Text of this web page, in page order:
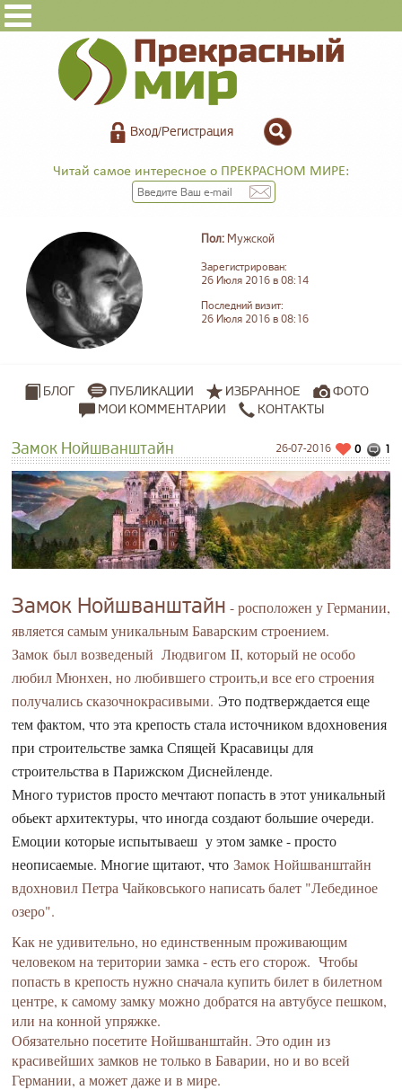
Вход/Регистрация
Читай самое интересное о ПРЕКРАСНОМ МИРЕ:
Пол: Мужской
Зарегистрирован:
26 Июля 2016 в 08:14
Последний визит:
26 Июля 2016 в 08:16
БЛОГ ПУБЛИКАЦИИ ИЗБРАННОЕ
ФОТО
МОИ КОММЕНТАРИИ
КОНТАКТЫ
Замок Нойшванштайн 26-07-2016 1
0
Замок Нойшванштайн - росположен у Германии,
является самым уникальным Баварским строением.
Замок был возведеный Людвигом II, который не особо
любил Мюнхен, но любившего строить,и все его строения
получались сказочнокрасивыми. Это подтверждается еще
тем фактом, что эта крепость стала источником вдохновения
при строительстве замка Спящей Красавицы для
строительства в Парижском Диснейленде.
Много туристов просто мечтают попасть в этот уникальный
обьект архитектуры, что иногда создают большие очереди.
Емоции которые испытываеш у этом замке - просто
неописаемые. Многие щитают, что Замок Нойшванштайн
вдохновил Петра Чайковського написать балет "Лебединое
озеро".
Как не удивительно, но единственным проживающим
человеком на територии замка - есть его сторож. Чтобы
попасть в крепость нужно сначала купить билет в билетном
центре, к самому замку можно добратся на автубусе пешком,
или на конной упряжке.
Обязательно посетите Нойшванштайн. Это один из
красивейших замков не только в Баварии, но и во всей
Германии, а может даже и в мире.